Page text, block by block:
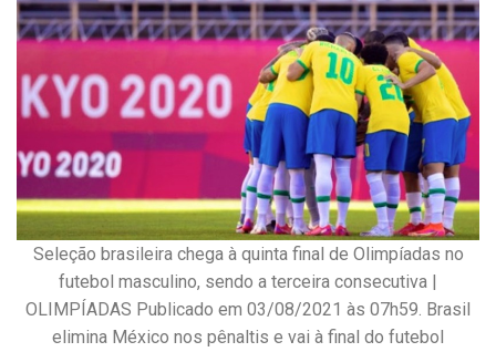
Seleção brasileira chega à quinta final de Olimpíadas no
futebol masculino, sendo a terceira consecutiva |
OLIMPÍADAS Publicado em 03/08/2021 às 07h59. Brasil
elimina México nos pênaltis e vai à final do futebol